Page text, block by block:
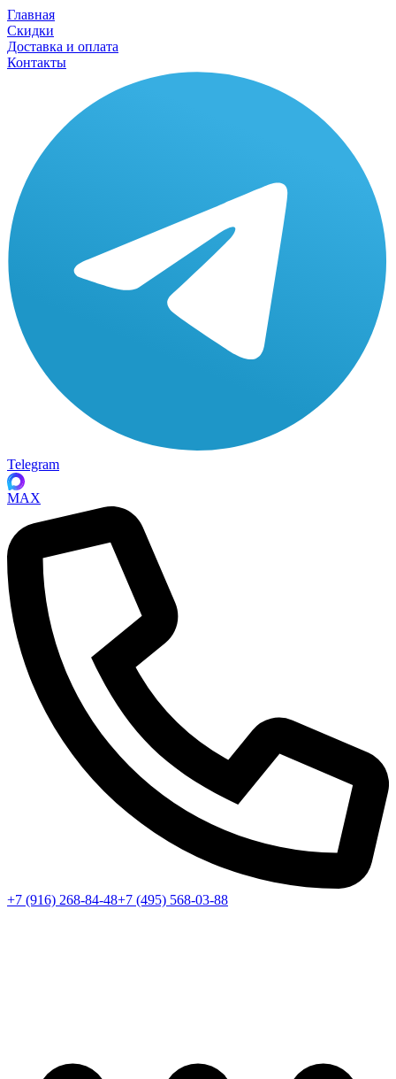
Главная
Скидки
Доставка и оплата
Контакты
Telegram
MAX
+7 (916) 268-84-48+7 (495) 568-03-88